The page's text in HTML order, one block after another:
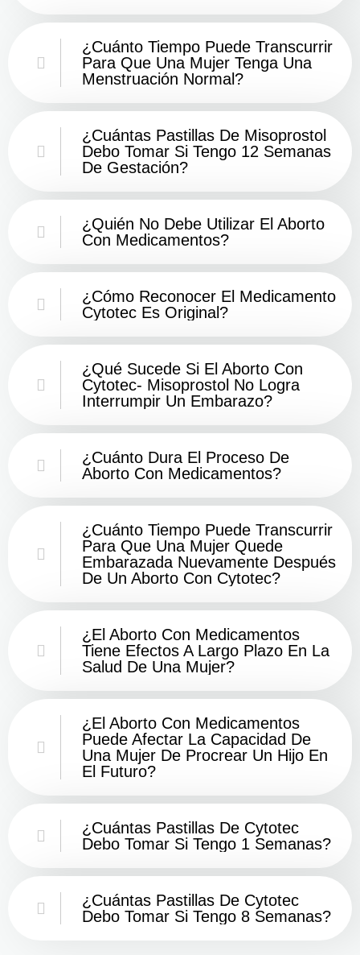
¿Cuánto Tiempo Puede Transcurrir
Para Que Una Mujer Tenga Una
Menstruación Normal?
¿Cuántas Pastillas De Misoprostol
Debo Tomar Si Tengo 12 Semanas
De Gestación?
¿Quién No Debe Utilizar El Aborto
Con Medicamentos?
¿Cómo Reconocer El Medicamento
Cytotec Es Original?
¿Qué Sucede Si El Aborto Con
Cytotec- Misoprostol No Logra
Interrumpir Un Embarazo?
¿Cuánto Dura El Proceso De
Aborto Con Medicamentos?
¿Cuánto Tiempo Puede Transcurrir
Para Que Una Mujer Quede
Embarazada Nuevamente Después
De Un Aborto Con Cytotec?
¿El Aborto Con Medicamentos
Tiene Efectos A Largo Plazo En La
Salud De Una Mujer?
¿El Aborto Con Medicamentos
Puede Afectar La Capacidad De
Una Mujer De Procrear Un Hijo En
El Futuro?
¿Cuántas Pastillas De Cytotec
Debo Tomar Si Tengo 1 Semanas?
¿Cuántas Pastillas De Cytotec
Debo Tomar Si Tengo 8 Semanas?